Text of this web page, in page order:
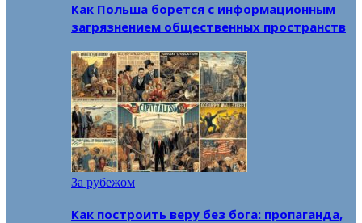
Как Польша борется с информационным
загрязнением общественных пространств
За рубежом
Как построить веру без бога: пропаганда,